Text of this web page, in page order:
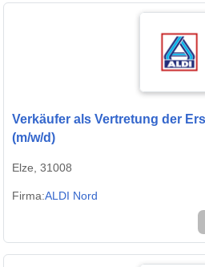
Verkäufer als Vertretung der
(m/w/d)
Elze, 31008
Firma:ALDI Nord